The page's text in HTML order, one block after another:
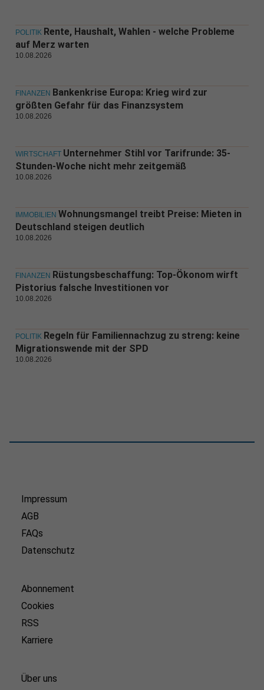
POLITIK Rente, Haushalt, Wahlen - welche Probleme
auf Merz warten
10.08.2026
FINANZEN Bankenkrise Europa: Krieg wird zur
größten Gefahr für das Finanzsystem
10.08.2026
WIRTSCHAFT Unternehmer Stihl vor Tarifrunde: 35-
Stunden-Woche nicht mehr zeitgemäß
10.08.2026
IMMOBILIEN Wohnungsmangel treibt Preise: Mieten in
Deutschland steigen deutlich
10.08.2026
FINANZEN Rüstungsbeschaffung: Top-Ökonom wirft
Pistorius falsche Investitionen vor
10.08.2026
POLITIK Regeln für Familiennachzug zu streng: keine
Migrationswende mit der SPD
10.08.2026
Impressum
AGB
FAQs
Datenschutz
Abonnement
Cookies
RSS
Karriere
Über uns